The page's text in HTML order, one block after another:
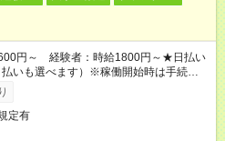
円～ 経験者：時給1800円～★日払い
いも選べます）※稼働開始時は手続き完
ます。
定有